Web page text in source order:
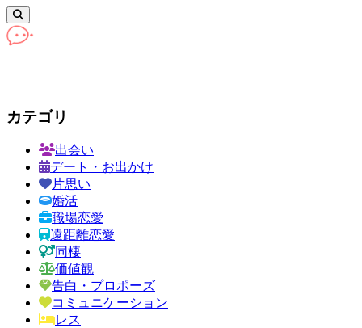
カテゴリ
出会い
デート・お出かけ
片思い
婚活
職場恋愛
遠距離恋愛
同棲
価値観
告白・プロポーズ
コミュニケーション
レス